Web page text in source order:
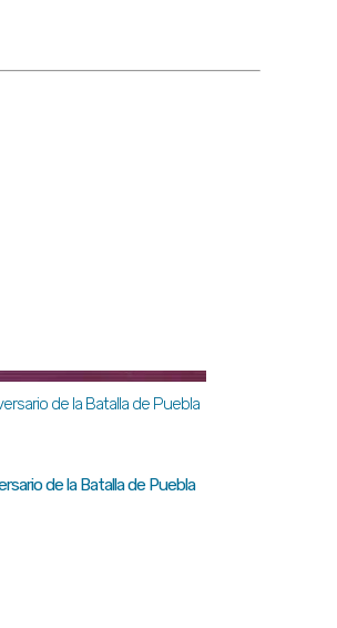
de la Batalla de Puebla